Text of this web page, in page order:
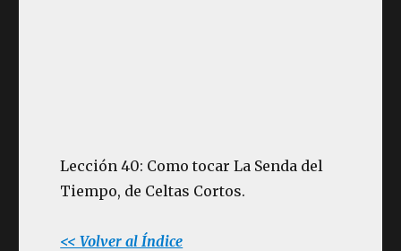
Lección 40: Como tocar La Senda del
Tiempo, de Celtas Cortos.
<< Volver al Índice